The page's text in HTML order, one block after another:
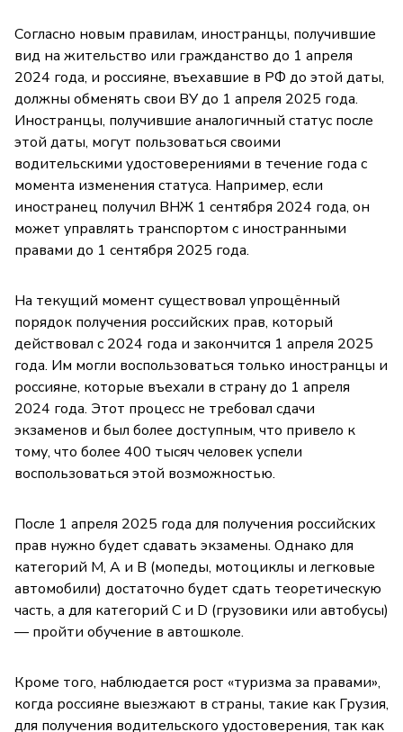
Согласно новым правилам, иностранцы, получившие
вид на жительство или гражданство до 1 апреля
2024 года, и россияне, въехавшие в РФ до этой даты,
должны обменять свои ВУ до 1 апреля 2025 года.
Иностранцы, получившие аналогичный статус после
этой даты, могут пользоваться своими
водительскими удостоверениями в течение года с
момента изменения статуса. Например, если
иностранец получил ВНЖ 1 сентября 2024 года, он
может управлять транспортом с иностранными
правами до 1 сентября 2025 года.
На текущий момент существовал упрощённый
порядок получения российских прав, который
действовал с 2024 года и закончится 1 апреля 2025
года. Им могли воспользоваться только иностранцы и
россияне, которые въехали в страну до 1 апреля
2024 года. Этот процесс не требовал сдачи
экзаменов и был более доступным, что привело к
тому, что более 400 тысяч человек успели
воспользоваться этой возможностью.
После 1 апреля 2025 года для получения российских
прав нужно будет сдавать экзамены. Однако для
категорий М, А и B (мопеды, мотоциклы и легковые
автомобили) достаточно будет сдать теоретическую
часть, а для категорий C и D (грузовики или автобусы)
— пройти обучение в автошколе.
Кроме того, наблюдается рост «туризма за правами»,
когда россияне выезжают в страны, такие как Грузия,
для получения водительского удостоверения, так как